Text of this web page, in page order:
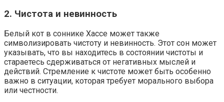
2. Чистота и невинность
Белый кот в соннике Хассе может также
символизировать чистоту и невинность. Этот сон может
указывать, что вы находитесь в состоянии чистоты и
стараетесь сдерживаться от негативных мыслей и
действий. Стремление к чистоте может быть особенно
важно в ситуации, которая требует морального выбора
или честности.